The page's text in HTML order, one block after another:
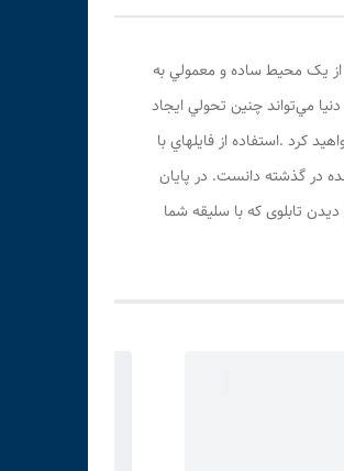
از يک محيط ساده و معمولي به
مي‌تواند چنين تحولي ايجاد
کرد .استفاده از فايلهاي با
در گذشته دانست. در پایان
تابلوی که با سلیقه شما